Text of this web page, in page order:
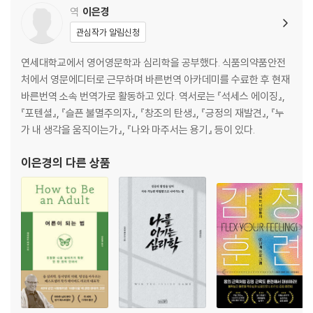
역 이은경
관심작가 알림신청
연세대학교에서 영어영문학과 심리학을 공부했다. 식품의약품안전
처에서 영문에디터로 근무하며 바른번역 아카데미를 수료한 후 현재
바른번역 소속 번역가로 활동하고 있다. 역서로는 『석세스 에이징』,
『포텐셜』, 『슬픈 불멸주의자』, 『창조의 탄생』, 『긍정의 재발견』, 『누
가 내 생각을 움직이는가』, 『나와 마주서는 용기』 등이 있다.
이은경의 다른 상품